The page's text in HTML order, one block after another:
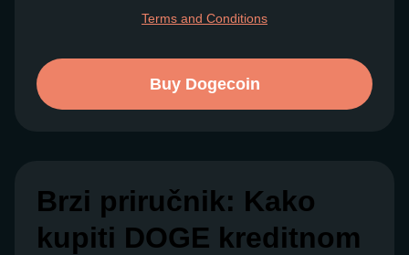
Terms and Conditions
Buy Dogecoin
Brzi priručnik: Kako
kupiti DOGE kreditnom